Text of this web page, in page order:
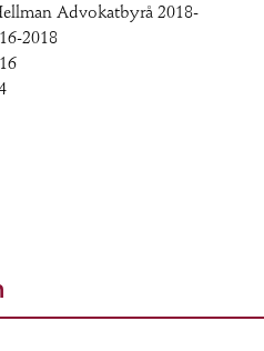
Advokatbyrå 2018-
2018